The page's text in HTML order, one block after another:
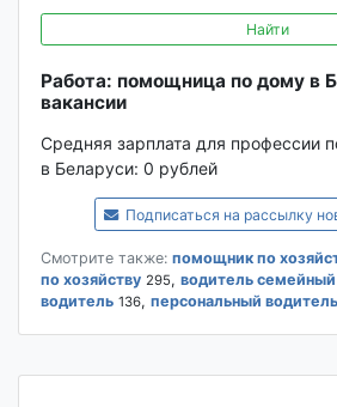
Найти
Работа: помощница по дому в
вакансии
Средняя зарплата для профессии
в Беларуси: 0 рублей
Подписаться на рассылку
Смотрите также: помощник по
по хозяйству 295, водитель семейный
водитель 136, персональный водитель